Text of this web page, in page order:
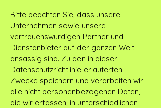
Bitte beachten Sie, dass unsere
Unternehmen sowie unsere
vertrauenswürdigen Partner und
Dienstanbieter auf der ganzen Welt
ansässig sind. Zu den in dieser
Datenschutzrichtlinie erläuterten
Zwecke speichern und verarbeiten wir
alle nicht personenbezogenen Daten,
die wir erfassen, in unterschiedlichen